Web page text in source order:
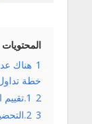
المحتويات
1 هناك
خطة
2 1.تقييم المهارات الخاصة بك
3 2.التحضير الذهنى